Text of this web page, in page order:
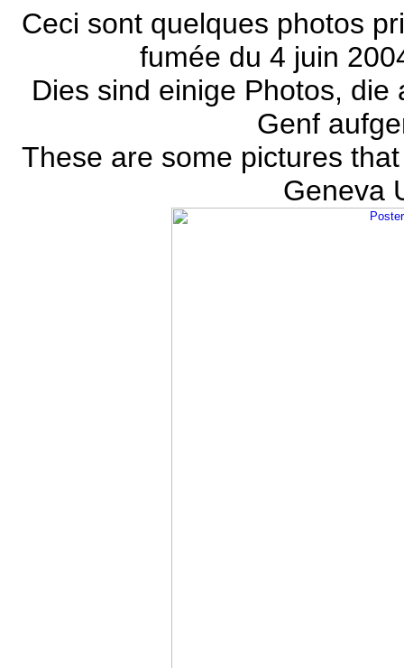
Ceci sont quelques photos
fumée du 4 juin
Dies sind einige Photos,
Genf
These are some pictures
Geneva